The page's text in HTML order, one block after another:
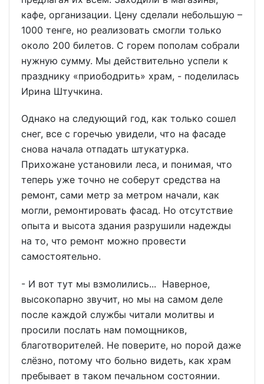
кафе, организации. Цену сделали небольшую –
1000 тенге, но реализовать смогли только
около 200 билетов. С горем пополам собрали
нужную сумму. Мы действительно успели к
празднику «приободрить» храм, - поделилась
Ирина Штучкина.
Однако на следующий год, как только сошел
снег, все с горечью увидели, что на фасаде
снова начала отпадать штукатурка.
Прихожане установили леса, и понимая, что
теперь уже точно не соберут средства на
ремонт, сами метр за метром начали, как
могли, ремонтировать фасад. Но отсутствие
опыта и высота здания разрушили надежды
на то, что ремонт можно провести
самостоятельно.
- И вот тут мы взмолились... Наверное,
высокопарно звучит, но мы на самом деле
после каждой службы читали молитвы и
просили послать нам помощников,
благотворителей. Не поверите, но порой даже
слёзно, потому что больно видеть, как храм
пребывает в таком печальном состоянии.